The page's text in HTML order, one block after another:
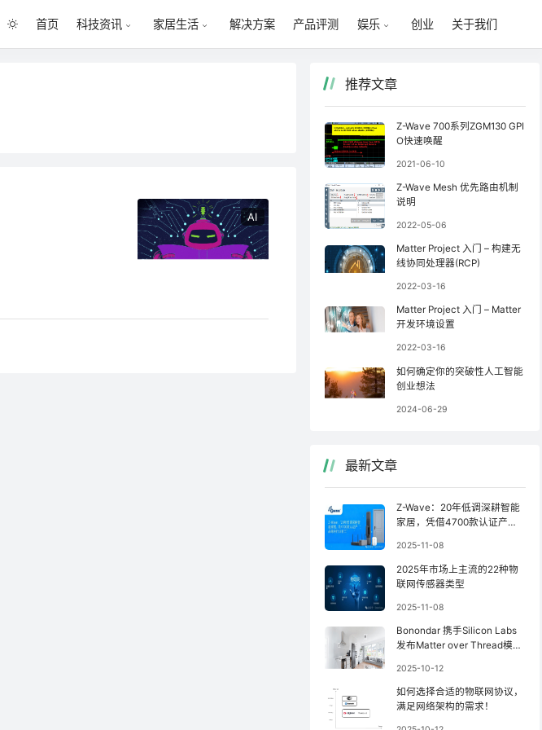
首页 科技资讯 家居生活 解决方案 产品评测 娱乐 创业 关于我们
AI
推荐文章
Z-Wave 700系列ZGM130 GPI
O快速唤醒
2021-06-10
Z-Wave Mesh 优先路由机制
说明
2022-05-06
Matter Project 入门 – 构建无
线协同处理器(RCP)
2022-03-16
Matter Project 入门 – Matter
开发环境设置
2022-03-16
如何确定你的突破性人工智能
创业想法
2024-06-29
最新文章
Z-Wave：20年低调深耕智能
家居，凭借4700款认证产品
2025-11-08
2025年市场上主流的22种物
联网传感器类型
2025-11-08
Bonondar 携手Silicon Labs
发布Matter over Thread模
2025-10-12
如何选择合适的物联网协议，
满足网络架构的需求！